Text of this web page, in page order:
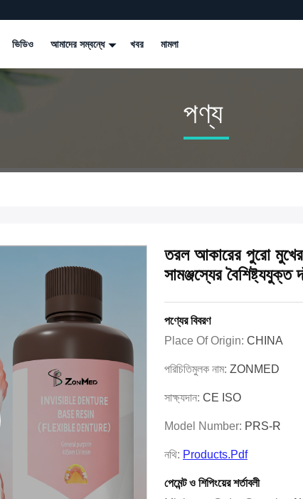
ভিডিও আমাদের সম্বন্ধে খবর মামলা
পণ্য
তরল আকারের পুরো
সামঞ্জস্যের
পণ্যের বিবরণ
Place Of Origin: CHINA
পরিচিতিমুলক নাম: ZONMED
সাক্ষ্যদান: CE ISO
Model Number: PRS-R
নথি: Products.pdf
পেমেন্ট ও শিপিংয়ের শর্তাবলী